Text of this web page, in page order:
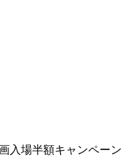
入場半額キャンペーン